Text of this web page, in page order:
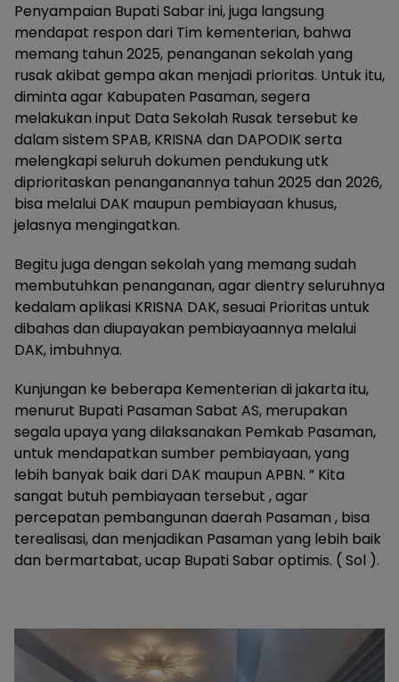
Penyampaian Bupati Sabar ini, juga langsung
mendapat respon dari Tim kementerian, bahwa
memang tahun 2025, penanganan sekolah yang
rusak akibat gempa akan menjadi prioritas. Untuk itu,
diminta agar Kabupaten Pasaman, segera
melakukan input Data Sekolah Rusak tersebut ke
dalam sistem SPAB, KRISNA dan DAPODIK serta
melengkapi seluruh dokumen pendukung utk
diprioritaskan penanganannya tahun 2025 dan 2026,
bisa melalui DAK maupun pembiayaan khusus,
jelasnya mengingatkan.
Begitu juga dengan sekolah yang memang sudah
membutuhkan penanganan, agar dientry seluruhnya
kedalam aplikasi KRISNA DAK, sesuai Prioritas untuk
dibahas dan diupayakan pembiayaannya melalui
DAK, imbuhnya.
Kunjungan ke beberapa Kementerian di jakarta itu,
menurut Bupati Pasaman Sabat AS, merupakan
segala upaya yang dilaksanakan Pemkab Pasaman,
untuk mendapatkan sumber pembiayaan, yang
lebih banyak baik dari DAK maupun APBN. ” Kita
sangat butuh pembiayaan tersebut , agar
percepatan pembangunan daerah Pasaman , bisa
terealisasi, dan menjadikan Pasaman yang lebih baik
dan bermartabat, ucap Bupati Sabar optimis. ( Sol ).